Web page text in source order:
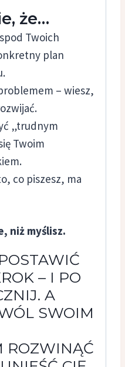
że…
Twoich
plan
– wiesz,
„trudnym
Twoim
co piszesz, ma
niż myślisz.
– I PO
A
SWOIM
ROZWINĄĆ